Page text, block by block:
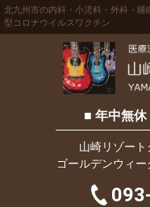
北九州市の内科・小児科・外科・
型コロナウイルスワクチン
■ 年中無休
山崎リゾート
ゴールデンウィー